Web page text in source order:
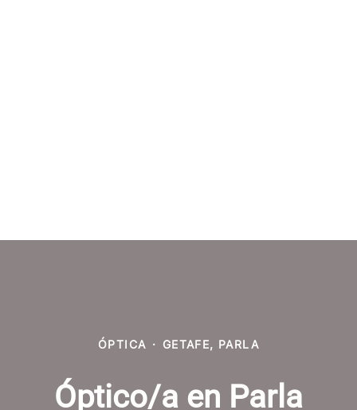
ÓPTICA · GETAFE, PARLA
Óptico/a en Parla